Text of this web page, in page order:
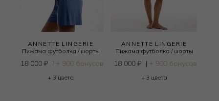
ANNETTE LINGERIE
Пижама футболка / шорты
18 000 ₽ | + 900 бонусов
+ 3 цвета
ANNETTE LINGERIE
Пижама футболка / шорты
18 000 ₽ | + 900 бонусов
+ 3 цвета